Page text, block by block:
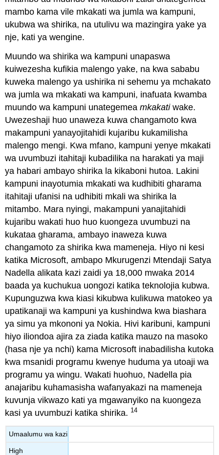
mambo kama vile mkakati wa jumla wa kampuni,
ukubwa wa shirika, na utulivu wa mazingira yake ya
nje, kati ya wengine.
Muundo wa shirika wa kampuni unapaswa
kuiwezesha kufikia malengo yake, na kwa sababu
kuweka malengo ya ushirika ni sehemu ya mchakato
wa jumla wa mkakati wa kampuni, inafuata kwamba
muundo wa kampuni unategemeamkakatiwake.
Uwezeshaji huo unaweza kuwa changamoto kwa
makampuni yanayojitahidi kujaribu kukamilisha
malengo mengi. Kwa mfano, kampuni yenye mkakati
wa uvumbuzi itahitaji kubadilika na harakati ya maji
ya habari ambayo shirika la kikaboni hutoa. Lakini
kampuni inayotumia mkakati wa kudhibiti gharama
itahitaji ufanisi na udhibiti mkali wa shirika la
mitambo. Mara nyingi, makampuni yanajitahidi
kujaribu wakati huo huo kuongeza uvumbuzi na
kukataa gharama, ambayo inaweza kuwa
changamoto za shirika kwa mameneja. Hiyo ni kesi
katika Microsoft, ambapo Mkurugenzi Mtendaji Satya
Nadella alikata kazi zaidi ya 18,000 mwaka 2014
baada ya kuchukua uongozi katika teknolojia kubwa.
Kupunguzwa kwa kiasi kikubwa kulikuwa matokeo ya
upatikanaji wa kampuni ya kushindwa kwa biashara
ya simu ya mkononi ya Nokia. Hivi karibuni, kampuni
hiyo iliondoa ajira za ziada katika mauzo na masoko
(hasa nje ya nchi) kama Microsoft inabadilisha kutoka
kwa msanidi programu kwenye huduma ya utoaji wa
programu ya wingu. Wakati huohuo, Nadella pia
anajaribu kuhamasisha wafanyakazi na mameneja
kuvunja vikwazo kati ya mgawanyiko na kuongeza
kasi ya uvumbuzi katika shirika. 14
Umaalumu wa kazi
High